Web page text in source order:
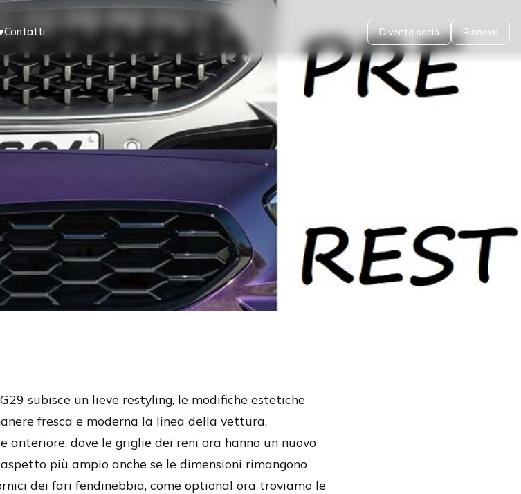
Contatti Diventa socio Rinnovo
subisce un lieve restyling, le modifiche estetiche
fresca e moderna la linea della vettura.
anteriore, dove le griglie dei reni ora hanno un nuovo
più ampio anche se le dimensioni rimangono
dei fari fendinebbia, come optional ora troviamo le